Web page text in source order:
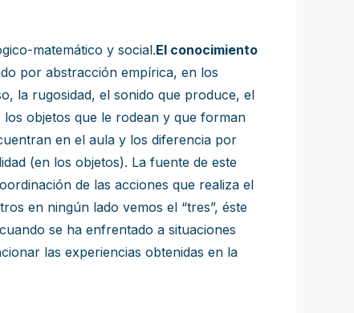
matemático y social.El conocimiento
por abstracción empírica, en los
la rugosidad, el sonido que produce, el
objetos que le rodean y que forman
en el aula y los diferencia por
(en los objetos). La fuente de este
de las acciones que realiza el
en ningún lado vemos el “tres”, éste
se ha enfrentado a situaciones
las experiencias obtenidas en la